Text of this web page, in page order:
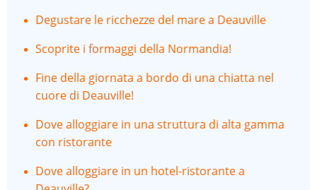
Degustare le ricchezze del mare a Deauville
Scoprite i formaggi della Normandia!
Fine della giornata a bordo di una chiatta nel
cuore di Deauville!
Dove alloggiare in una struttura di alta gamma
con ristorante
Dove alloggiare in un hotel-ristorante a